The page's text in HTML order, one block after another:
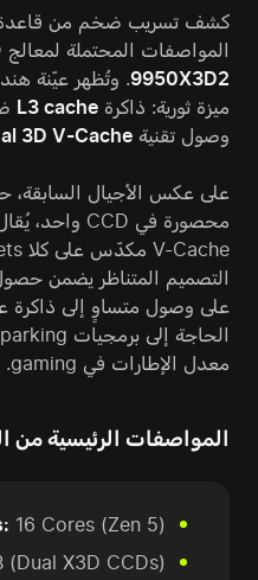
المواصفات المحتملة لمعالج AMD الرائد القادم،
9950X3D2
ميزة ثورية: ذاكرة L3 cache
وصول تقنية 3D V-Cache
على وصول متساوٍ إلى ذاكرة
معدل الإطارات في gaming.
المواصفات الرئيسية من
16 Cores (Zen 5).
(Dual X3D CCDs).